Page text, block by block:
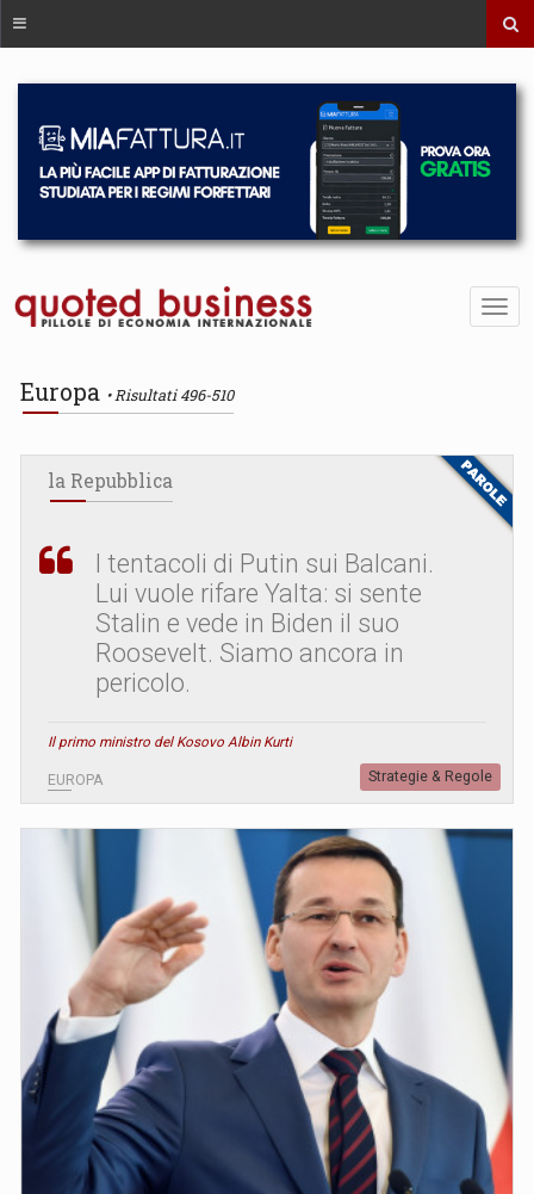
Europa Risultati 496-510
la Repubblica
I tentacoli di Putin sui Balcani.
Lui vuole rifare Yalta: si sente
Stalin e vede in Biden il suo
Roosevelt. Siamo ancora in
pericolo.
Il primo ministro del Kosovo Albin Kurti
EUROPA Strategie & Regole